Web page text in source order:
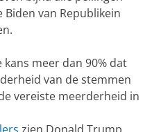
Biden van Republikein
kans meer dan 90% dat
van de stemmen
vereiste meerderheid in